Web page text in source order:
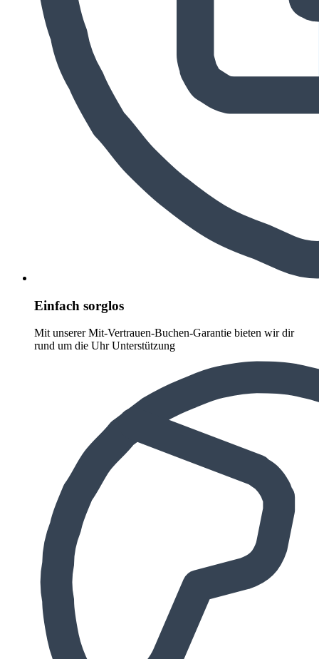
Einfach sorglos
Mit unserer Mit-Vertrauen-Buchen-Garantie bieten wir dir
rund um die Uhr Unterstützung